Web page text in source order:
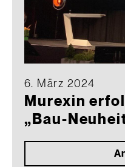
6. März 2024
Murexin
„Bau-